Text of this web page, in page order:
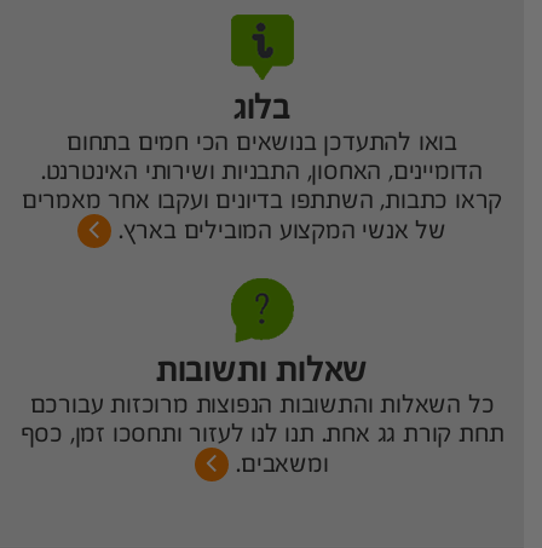
בלוג
בואו להתעדכן בנושאים הכי חמים בתחום
הדומיינים, האחסון, התבניות ושירותי האינטרנט.
קראו כתבות, השתתפו בדיונים ועקבו אחר מאמרים
של אנשי המקצוע המובילים בארץ.
שאלות ותשובות
כל השאלות והתשובות הנפוצות מרוכזות עבורכם
תחת קורת גג אחת. תנו לנו לעזור ותחסכו זמן, כסף
ומשאבים.